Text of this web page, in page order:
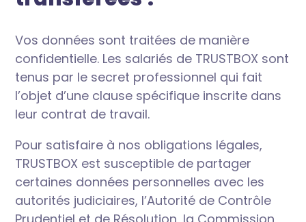
Vos données sont traitées de manière
confidentielle. Les salariés de TRUSTBOX sont
tenus par le secret professionnel qui fait
l’objet d’une clause spécifique inscrite dans
leur contrat de travail.
Pour satisfaire à nos obligations légales,
TRUSTBOX est susceptible de partager
certaines données personnelles avec les
autorités judiciaires, l’Autorité de Contrôle